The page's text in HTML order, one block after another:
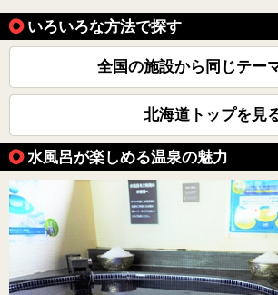
いろいろな方法で探す
全国の施設から同じテー
北海道トップを見
水風呂が楽しめる温泉の魅力